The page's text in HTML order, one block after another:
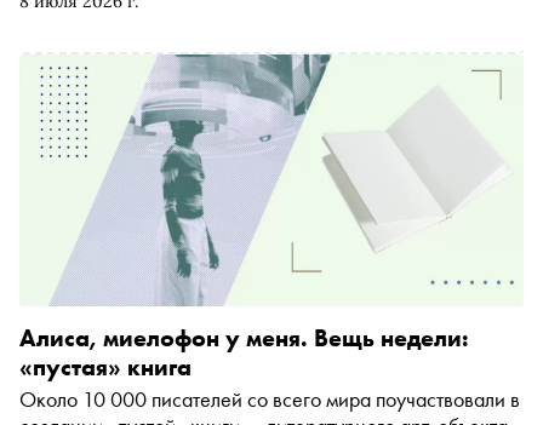
разумом, имитацией и эмпатией. Специально для
Sensemakers и академический директор программы
«Тандемократия» Московской школы управления
Сколково, лектор HEC Paris, мастер-тренер по модели
процесса коммуникации PCM перечитывает Шелли,
Азимова, Дика, Исигуро и Лема как авторов, которые
писали об ИИ задолго до ИИ
Алиса, миелофон у меня. Вещь недели:
«пустая» книга
Около 10 000 писателей со всего мира поучаствовали в